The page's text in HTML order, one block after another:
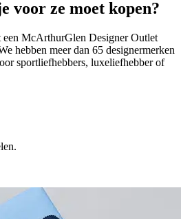
voor ze moet kopen?
een McArthurGlen Designer Outlet
hebben meer dan 65 designermerken
sportliefhebbers, luxeliefhebber of